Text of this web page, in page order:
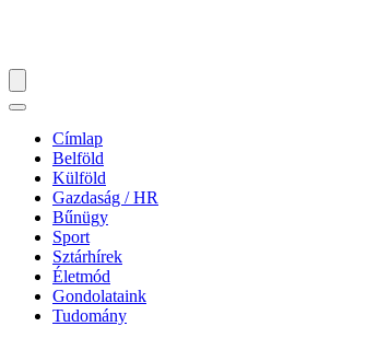
Címlap
Belföld
Külföld
Gazdaság / HR
Bűnügy
Sport
Sztárhírek
Életmód
Gondolataink
Tudomány